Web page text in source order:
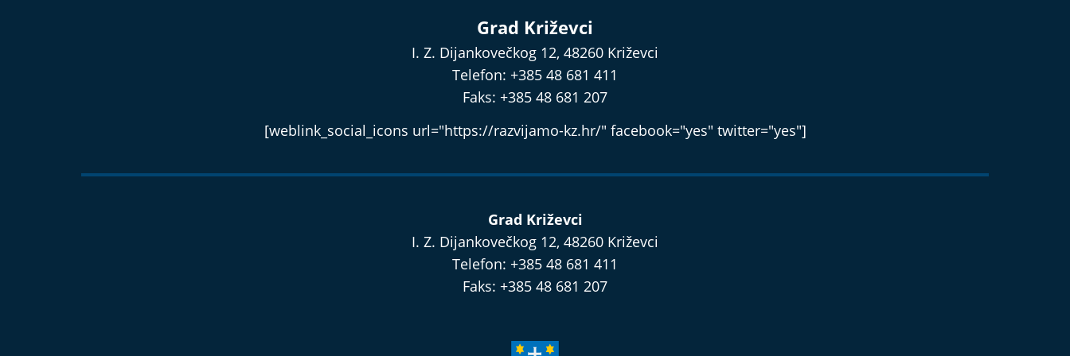
Grad Križevci
I. Z. Dijankovečkog 12, 48260 Križevci
Telefon: +385 48 681 411
Faks: +385 48 681 207
[weblink_social_icons url="https://razvijamo-kz.hr/" facebook="yes" twitter="yes"]
Grad Križevci
I. Z. Dijankovečkog 12, 48260 Križevci
Telefon: +385 48 681 411
Faks: +385 48 681 207